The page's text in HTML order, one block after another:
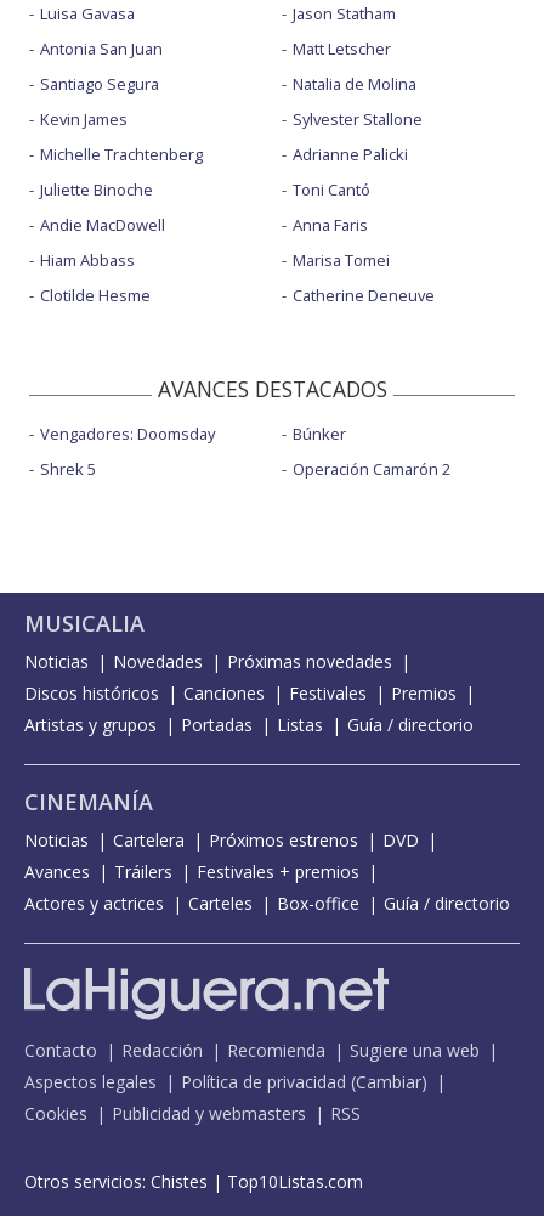
Luisa Gavasa
Antonia San Juan
Santiago Segura
Kevin James
Michelle Trachtenberg
Juliette Binoche
Andie MacDowell
Hiam Abbass
Clotilde Hesme
Jason Statham
Matt Letscher
Natalia de Molina
Sylvester Stallone
Adrianne Palicki
Toni Cantó
Anna Faris
Marisa Tomei
Catherine Deneuve
AVANCES DESTACADOS
Vengadores: Doomsday
Shrek 5
Búnker
Operación Camarón 2
MUSICALIA
Noticias Novedades
Próximas novedades
Discos históricos
Canciones Festivales
Premios
Artistas y grupos
Portadas Listas Guía / directorio
CINEMANÍA
Noticias Cartelera Próximos estrenos
DVD
Avances
Tráilers
Festivales + premios
Actores y actrices
Carteles Box-office Guía / directorio
Contacto Redacción Recomienda
Sugiere una web
Aspectos legales
Política de privacidad (Cambiar)
Cookies
Publicidad y webmasters RSS
Otros servicios: Chistes | Top10Listas.com